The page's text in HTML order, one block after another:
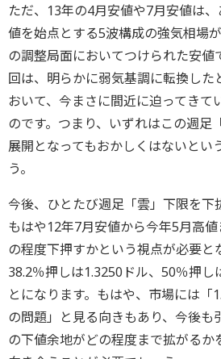
ただ、13年の4月安値や7月安値は
値を始点とする5波構成の強気相場
の調整局面においてつけられた安値
回は、明らかに弱気基調に転換した
おいて、今まさに間近に迫ってきて
のです。つまり、いずれはこの週足
展開となってもおかしくはないとい
う。
今後、ひとたび週足「雲」下限を下
もはや12年7月安値から今年5月高
の程度下押すかという視点が必要と
38.2％押しは1.3250ドル、50％押し
とになります。もはや、市場には「
の問題」と見る向きもあり、今後も
の下値余地がどの程度まで拡がるか